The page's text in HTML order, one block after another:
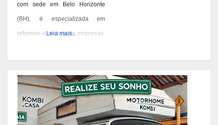
com sede em Belo Horizonte
(BH), é especializada em
reformas e pintura de empresas,
experiência desde 1978 e são
conhecidos por seus serviços de
qualidade em BH. Você pode
contatá-los pelos telefones 31
3473-2000, 3357-1961 ou
Leia mais...